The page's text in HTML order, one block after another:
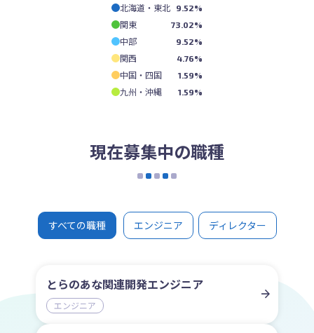
北海道・東北 9.52%
関東 73.02%
中部 9.52%
関西 4.76%
中国・四国 1.59%
九州・沖縄 1.59%
現在募集中の職種
すべての職種 エンジニア ディレクター
とらのあな関連開発エンジニア
エンジニア